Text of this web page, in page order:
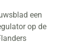
een
op de